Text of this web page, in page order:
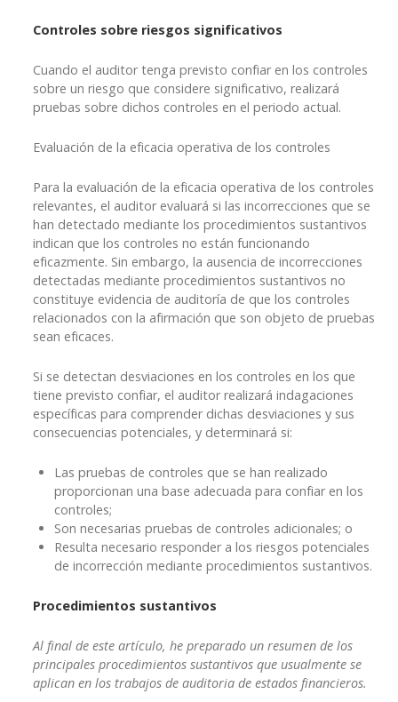
Controles sobre riesgos significativos
Cuando el auditor tenga previsto confiar en los controles
sobre un riesgo que considere significativo, realizará
pruebas sobre dichos controles en el periodo actual.
Evaluación de la eficacia operativa de los controles
Para la evaluación de la eficacia operativa de los controles
relevantes, el auditor evaluará si las incorrecciones que se
han detectado mediante los procedimientos sustantivos
indican que los controles no están funcionando
eficazmente. Sin embargo, la ausencia de incorrecciones
detectadas mediante procedimientos sustantivos no
constituye evidencia de auditoría de que los controles
relacionados con la afirmación que son objeto de pruebas
sean eficaces.
Si se detectan desviaciones en los controles en los que
tiene previsto confiar, el auditor realizará indagaciones
específicas para comprender dichas desviaciones y sus
consecuencias potenciales, y determinará si:
Las pruebas de controles que se han realizado
proporcionan una base adecuada para confiar en los
controles;
Son necesarias pruebas de controles adicionales; o
Resulta necesario responder a los riesgos potenciales
de incorrección mediante procedimientos sustantivos.
Procedimientos sustantivos
Al final de este artículo, he preparado un resumen de los
principales procedimientos sustantivos que usualmente se
aplican en los trabajos de auditoria de estados financieros.